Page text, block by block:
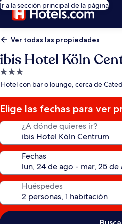
Ir a la sección principal de la página
Ver todas las propiedades
ibis Hotel Köln
Propiedad
de
estrellas
Hotel con bar o lounge, cerca de
Elige las fechas para ver
¿A dónde quieres ir?
Fechas
Huéspedes